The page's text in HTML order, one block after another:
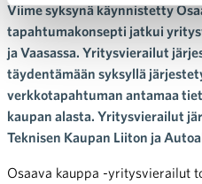
Viime syksynä käynnistetty
tapahtumakonsepti jatkui
ja Vaasassa. Yritysvierailut
täydentämään syksyllä
verkkotapahtuman antamaa
kaupan alasta. Yritysvierailut
Teknisen Kaupan Liiton ja
Osaava kauppa -yritysvierailut